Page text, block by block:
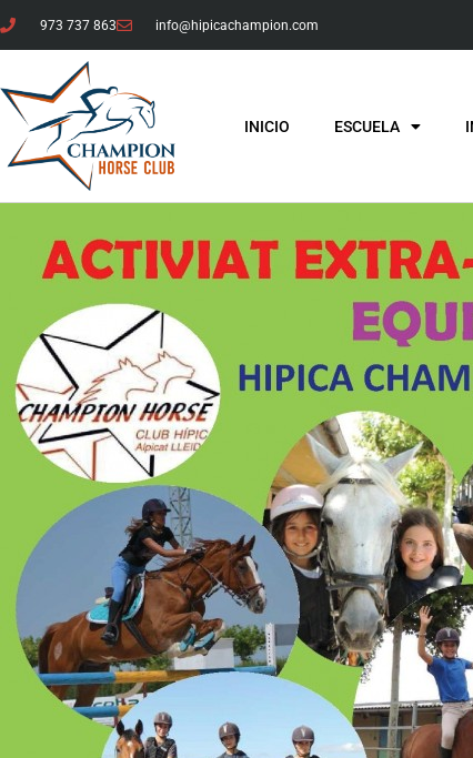
973 737 863 info@hipicachampion.com
INICIO ESCUELA